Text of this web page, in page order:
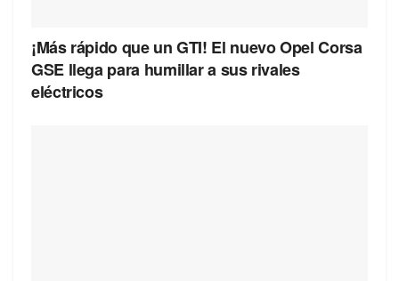
¡Más rápido que un GTI! El nuevo Opel Corsa
GSE llega para humillar a sus rivales
eléctricos